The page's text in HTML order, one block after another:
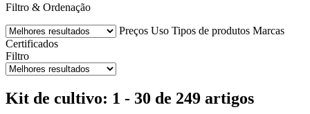
Filtro & Ordenação
Preços Uso Tipos de produtos Marcas
Certificados
Filtro
Kit de cultivo: 1 - 30 de 249 artigos